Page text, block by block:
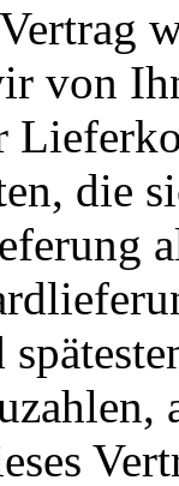
von
die